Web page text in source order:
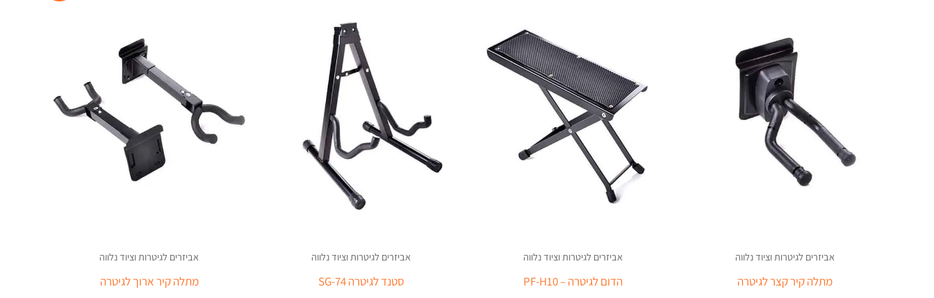
אביזרים לגיטרות וציוד נלווה
מתלה קיר קצר לגיטרה
אביזרים לגיטרות וציוד נלווה
הדום לגיטרה – PF-H10
אביזרים לגיטרות וציוד נלווה
סטנד לגיטרה SG-74
אביזרים לגיטרות וציוד נלווה
מתלה קיר ארוך לגיטרה